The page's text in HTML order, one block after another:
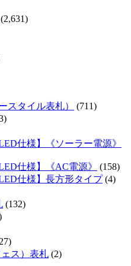
(2,631)
スタイル表札）
(711)
仕様】《ソーラー電源》
仕様】《AC電源》
(158)
仕様】長方形タイプ(4)
(132)
ス）表札 (2)